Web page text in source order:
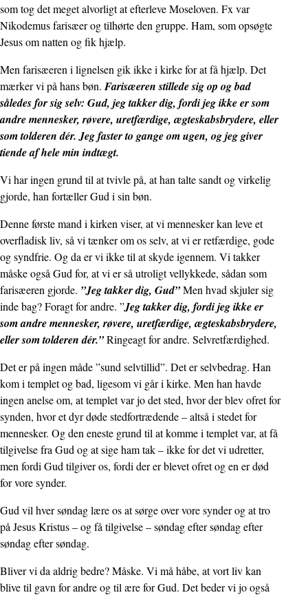
som tog det meget alvorligt at efterleve Moseloven. Fx var
Nikodemus farisæer og tilhørte den gruppe. Ham, som opsøgte
Jesus om natten og fik hjælp.
Men farisæeren i lignelsen gik ikke i kirke for at få hjælp. Det
mærker vi på hans bøn. Farisæeren stillede sig op og bad
således for sig selv: Gud, jeg takker dig, fordi jeg ikke er som
andre mennesker, røvere, uretfærdige, ægteskabsbrydere, eller
som tolderen dér. Jeg faster to gange om ugen, og jeg giver
tiende af hele min indtægt.
Vi har ingen grund til at tvivle på, at han talte sandt og virkelig
gjorde, han fortæller Gud i sin bøn.
Denne første mand i kirken viser, at vi mennesker kan leve et
overfladisk liv, så vi tænker om os selv, at vi er retfærdige, gode
og syndfrie. Og da er vi ikke til at skyde igennem. Vi takker
måske også Gud for, at vi er så utroligt vellykkede, sådan som
farisæeren gjorde. ”Jeg takker dig, Gud”Men hvad skjuler sig
inde bag? Foragt for andre. ”Jeg takker dig, fordi jeg ikke er
som andre mennesker, røvere, uretfærdige, ægteskabsbrydere,
eller som tolderen dér.”Ringeagt for andre. Selvretfærdighed.
Det er på ingen måde ”sund selvtillid”. Det er selvbedrag. Han
kom i templet og bad, ligesom vi går i kirke. Men han havde
ingen anelse om, at templet var jo det sted, hvor der blev ofret for
synden, hvor et dyr døde stedfortrædende – altså i stedet for
mennesker. Og den eneste grund til at komme i templet var, at få
tilgivelse fra Gud og at sige ham tak – ikke for det vi udretter,
men fordi Gud tilgiver os, fordi der er blevet ofret og en er død
for vore synder.
Gud vil hver søndag lære os at sørge over vore synder og at tro
på Jesus Kristus – og få tilgivelse – søndag efter søndag efter
søndag efter søndag.
Bliver vi da aldrig bedre? Måske. Vi må håbe, at vort liv kan
blive til gavn for andre og til ære for Gud. Det beder vi jo også